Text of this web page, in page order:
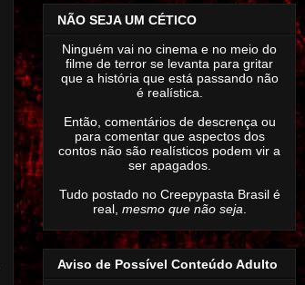
NÃO SEJA UM CÉTICO
Ninguém vai no cinema e no meio do
filme de terror se levanta para gritar
que a história que está passando não
é realística.
Então, comentários de descrença ou
para comentar que aspectos dos
contos não são realísticos podem vir a
ser apagados.
Tudo postado no Creepypasta Brasil é
real, mesmo que não seja
Aviso de Possível Conteúdo Adulto